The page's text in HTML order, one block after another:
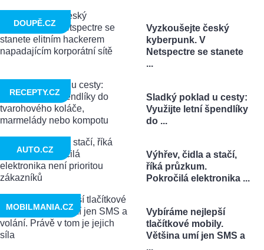
Vyzkoušejte český
kyberpunk. V
Netspectre se stanete
...
DOUPĚ.CZ
Sladký poklad u cesty:
Využijte letní špendlíky
do ...
RECEPTY.CZ
Výhřev, čidla a stačí,
říká průzkum.
Pokročilá elektronika ...
AUTO.CZ
Vybíráme nejlepší
tlačítkové mobily.
Většina umí jen SMS a
...
MOBILMANIA.CZ